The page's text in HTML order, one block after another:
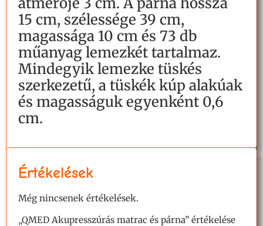
15 cm, szélessége 39 cm,
magassága 10 cm és 73 db
műanyag lemezkét tartalmaz.
Mindegyik lemezke tüskés
szerkezetű, a tüskék kúp alakúak
és magasságuk egyenként 0,6
cm.
Értékelések
Még nincsenek értékelések.
„QMED Akupresszúrás matrac és párna” értékelése